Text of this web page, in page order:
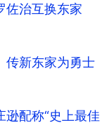
佐治互换东家
新东家为勇士
配称“史上最佳